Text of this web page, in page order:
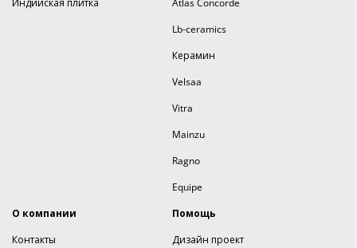
Индийская плитка
Atlas Concorde
Lb-ceramics
Керамин
Velsaa
Vitra
Mainzu
Ragno
Equipe
О компании
Контакты
Помощь
Дизайн проект